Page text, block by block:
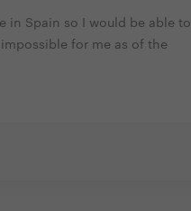
in Spain so I would be able to
for me as of the